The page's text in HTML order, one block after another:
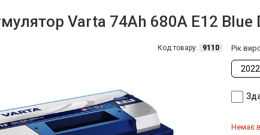
Varta 74Ah 680A E12 Blue
Код товару: 9110 Рік
2022
Немає